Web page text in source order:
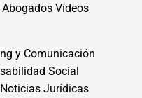
Vídeos
y Comunicación
Social
Jurídicas